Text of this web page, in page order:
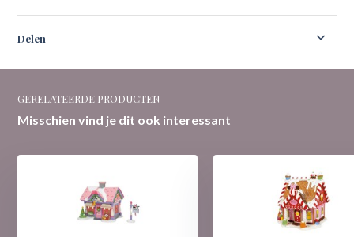
Delen
GERELATEERDE PRODUCTEN
Misschien vind je dit ook interessant